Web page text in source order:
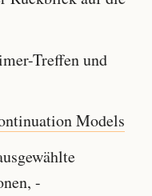
Treffen und
Models
-